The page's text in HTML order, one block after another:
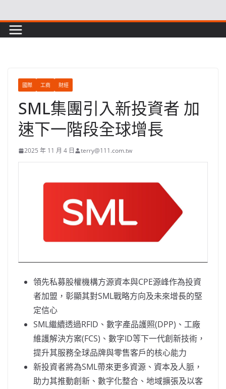
to
content
國際 工商 財經
SML集團引入新投資者 加
速下一階段全球增長
2025 年 11 月 4 日 terry@111.com.tw
領先私募股權機構方源資本與CPE源峰作為投資
者加盟，彰顯其對SML戰略方向及未來增長的堅
定信心
SML繼續透過RFID、數字產品護照(DPP)、工廠
維護解決方案(FCS)、數字ID等下一代創新技術，
提升其服務全球品牌與零售客戶的核心能力
新投資者將為SML帶來更多資源、資本及人脈，
助力其推動創新、數字化整合、地域擴張及以客